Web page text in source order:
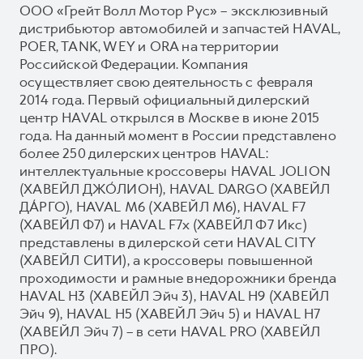
ООО «Грейт Волл Мотор Рус» – эксклюзивный
дистрибьютор автомобилей и запчастей HAVAL,
POER, TANK, WEY и ORA на территории
Российской Федерации. Компания
осуществляет свою деятельность с февраля
2014 года. Первый официальный дилерский
центр HAVAL открылся в Москве в июне 2015
года. На данный момент в России представлено
более 250 дилерских центров HAVAL:
интеллектуальные кроссоверы HAVAL JOLION
(ХАВЕЙЛ ДЖО́ЛИОН), HAVAL DARGO (ХАВЕЙЛ
ДА́РГО), HAVAL М6 (ХАВЕЙЛ M6), HAVAL F7
(ХАВЕЙЛ Ф7) и HAVAL F7x (ХАВЕЙЛ Ф7 Икс)
представлены в дилерской сети HAVAL CITY
(ХАВЕЙЛ СИТИ), а кроссоверы повышенной
проходимости и рамные внедорожники бренда
HAVAL H3 (ХАВЕЙЛ Эйч 3), HAVAL H9 (ХАВЕЙЛ
Эйч 9), HAVAL H5 (ХАВЕЙЛ Эйч 5) и HAVAL H7
(ХАВЕЙЛ Эйч 7) – в сети HAVAL PRO (ХАВЕЙЛ
ПРО).